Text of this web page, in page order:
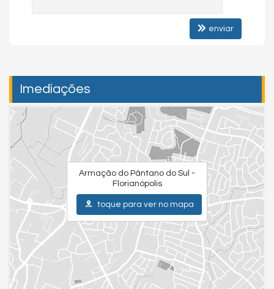
enviar
Imediações
Armação do Pântano do Sul -
Florianópolis
toque para ver no mapa